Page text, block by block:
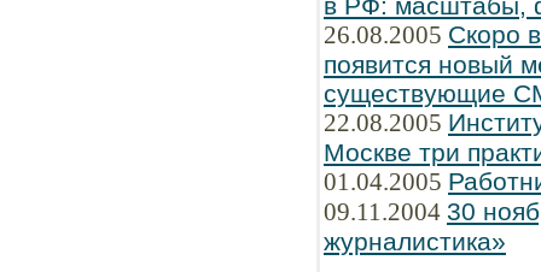
26.08.2005 Скоро
появится новый
существующие
22.08.2005
Москве три
01.04.2005
09.11.2004 30
журналистика»